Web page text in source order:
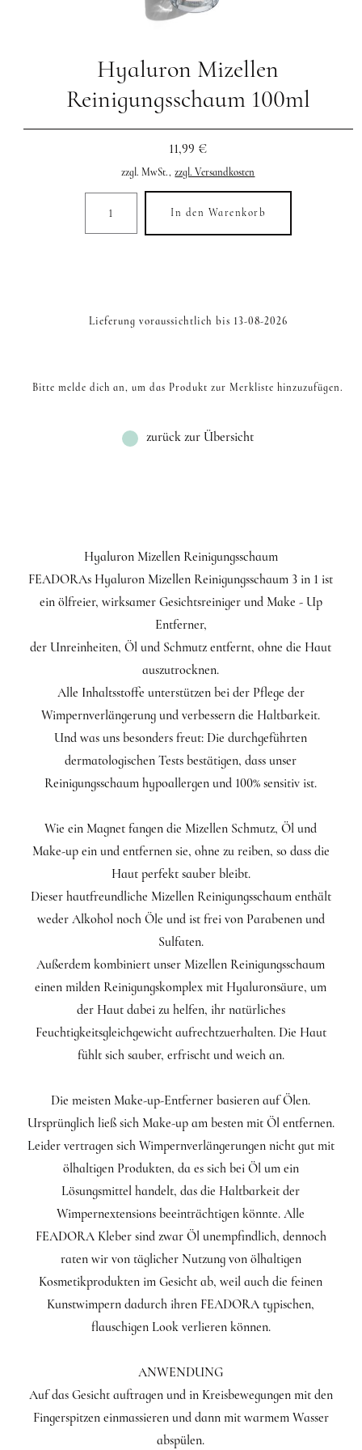
Hyaluron Mizellen
Reinigungsschaum 100ml
11,99 €
zzgl. MwSt., zzgl. Versandkosten
In den Warenkorb
Lieferung voraussichtlich bis 13-08-2026
Bitte melde dich an, um das Produkt zur Merkliste hinzuzufügen.
zurück zur Übersicht
Hyaluron Mizellen Reinigungsschaum
FEADORAs Hyaluron Mizellen Reinigungsschaum 3 in 1 ist
ein ölfreier, wirksamer Gesichtsreiniger und Make - Up
Entferner,
der Unreinheiten, Öl und Schmutz entfernt, ohne die Haut
auszutrocknen.
Alle Inhaltsstoffe unterstützen bei der Pflege der
Wimpernverlängerung und verbessern die Haltbarkeit.
Und was uns besonders freut: Die durchgeführten
dermatologischen Tests bestätigen, dass unser
Reinigungsschaum hypoallergen und 100% sensitiv ist.
Wie ein Magnet fangen die Mizellen Schmutz, Öl und
Make-up ein und entfernen sie, ohne zu reiben, so dass die
Haut perfekt sauber bleibt.
Dieser hautfreundliche Mizellen Reinigungsschaum enthält
weder Alkohol noch Öle und ist frei von Parabenen und
Sulfaten.
Außerdem kombiniert unser Mizellen Reinigungsschaum
einen milden Reinigungskomplex mit Hyaluronsäure, um
der Haut dabei zu helfen, ihr natürliches
Feuchtigkeitsgleichgewicht aufrechtzuerhalten. Die Haut
fühlt sich sauber, erfrischt und weich an.
Die meisten Make-up-Entferner basieren auf Ölen.
Ursprünglich ließ sich Make-up am besten mit Öl entfernen.
Leider vertragen sich Wimpernverlängerungen nicht gut mit
ölhaltigen Produkten, da es sich bei Öl um ein
Lösungsmittel handelt, das die Haltbarkeit der
Wimpernextensions beeinträchtigen könnte. Alle
FEADORA Kleber sind zwar Öl unempfindlich, dennoch
raten wir von täglicher Nutzung von ölhaltigen
Kosmetikprodukten im Gesicht ab, weil auch die feinen
Kunstwimpern dadurch ihren FEADORA typischen,
flauschigen Look verlieren können.
ANWENDUNG
Auf das Gesicht auftragen und in Kreisbewegungen mit den
Fingerspitzen einmassieren und dann mit warmem Wasser
abspülen.